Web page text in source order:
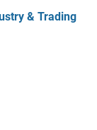
& Trading